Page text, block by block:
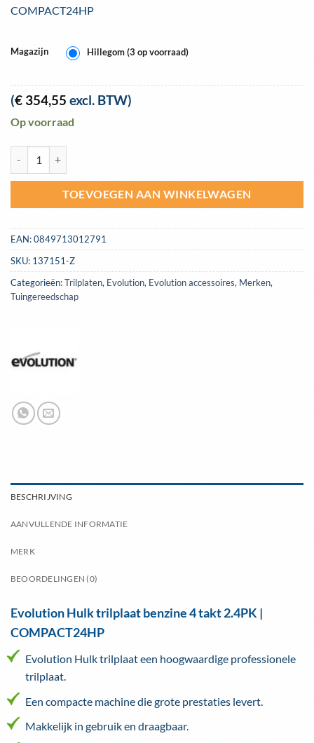
COMPACT24HP
Magazijn Hillegom (3 op voorraad)
(€ 354,55 excl. BTW)
Op voorraad
TOEVOEGEN AAN WINKELWAGEN
EAN:0849713012791
SKU: 137151-Z
Categorieën:Trilplaten, Evolution, Evolution accessoires, Merken,
Tuingereedschap
BESCHRIJVING
AANVULLENDE INFORMATIE
MERK
BEOORDELINGEN (0)
Evolution Hulk trilplaat benzine 4 takt 2.4PK |
COMPACT24HP
Evolution Hulk trilplaat een hoogwaardige professionele
trilplaat.
Een compacte machine die grote prestaties levert.
Makkelijk in gebruik en draagbaar.